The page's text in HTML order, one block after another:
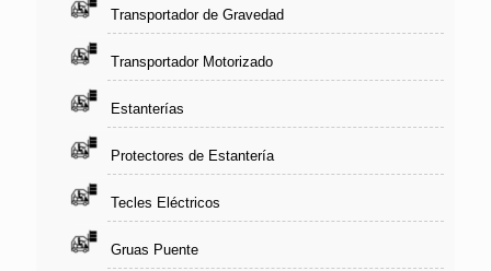
Transportador de Gravedad
Transportador Motorizado
Estanterías
Protectores de Estantería
Tecles Eléctricos
Gruas Puente